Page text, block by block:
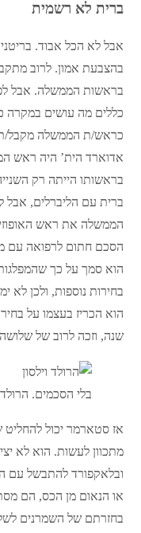
ברית לא רשמית
אבל לא הכל אבוד.
בהצבעת אמון. לרוב
בראשות הממשלה. אבל
כללים מה עושים במקרה
אדוארד הית’ היה ראש
בראשותו הייתה רק
ברית עם הליברלים, אבל
הממשלה את ראש
הסכם חתום לרפואה עם
הוא סמך על כך שהמפלגות
בחירות נוספות, ולכן לא
הוא הכריז בעצמו על
שנה, וזכה לרוב של
בלי הסכמים. הרולד
אז סטארמר יכול
ובלאקפורד להתבשל עם
או הנאום מן הכס, הם
בחזרתם של השמרנים